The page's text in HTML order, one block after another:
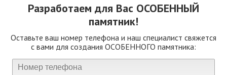
Разработаем для Вас ОСОБЕННЫЙ
памятник!
Оставьте ваш номер телефона и наш специалист свяжется
с вами для создания ОСОБЕННОГО памятника: